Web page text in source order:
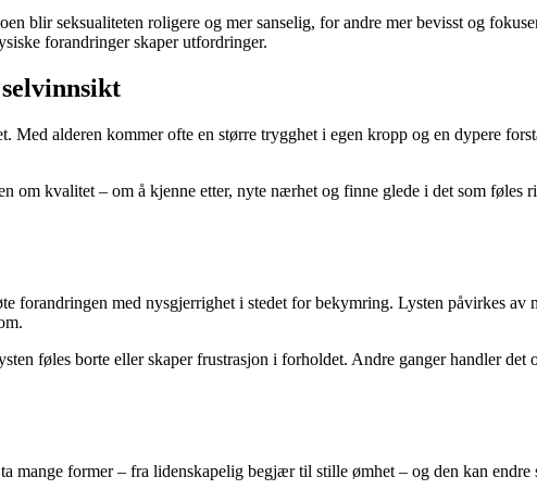
blir seksualiteten roligere og mer sanselig, for andre mer bevisst og
forandringer skaper utfordringer.
alderen kommer ofte en større trygghet i egen kropp og en dypere
om kvalitet – om å kjenne etter, nyte nærhet og finne glede i det som
forandringen med nysgjerrighet i stedet for bekymring. Lysten påvirkes av
føles borte eller skaper frustrasjon i forholdet. Andre ganger handler
former – fra lidenskapelig begjær til stille ømhet – og den kan